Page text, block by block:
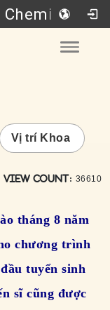
Vị trí Khoa
View count: 瀏覽
36610
tháng 8 năm
chương trình
tuyển sinh
sĩ cũng được